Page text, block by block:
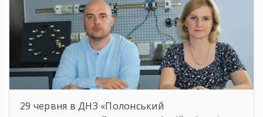
29 червня в ДНЗ «Полонський